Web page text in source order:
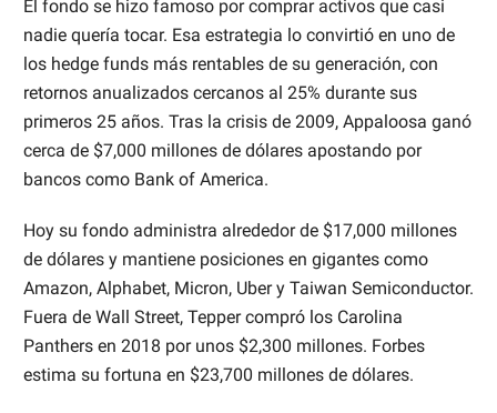
El fondo se hizo famoso por comprar activos que casi
nadie quería tocar. Esa estrategia lo convirtió en uno de
los hedge funds más rentables de su generación, con
retornos anualizados cercanos al 25% durante sus
primeros 25 años. Tras la crisis de 2009, Appaloosa ganó
cerca de $7,000 millones de dólares apostando por
bancos como Bank of America.
Hoy su fondo administra alrededor de $17,000 millones
de dólares y mantiene posiciones en gigantes como
Amazon, Alphabet, Micron, Uber y Taiwan Semiconductor.
Fuera de Wall Street, Tepper compró los Carolina
Panthers en 2018 por unos $2,300 millones. Forbes
estima su fortuna en $23,700 millones de dólares.